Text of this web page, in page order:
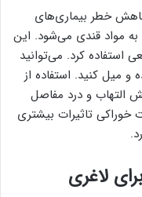
خطر بیماری‌های
مواد قندی می‌شود. این
کرد. می‌توانید
و میل کنید. استفاده از
التهاب و درد مفاصل
خوراکی تاثیرات بیشتری